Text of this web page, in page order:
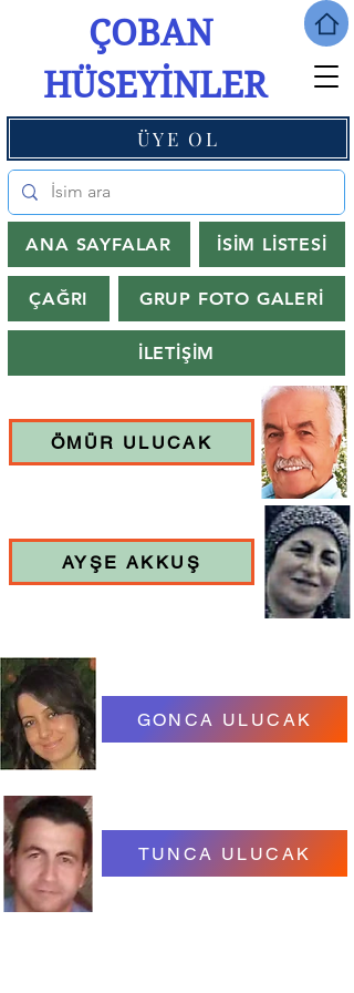
ÇOBAN
HÜSEYİNLER
ANA SAYFALAR İSİM LİSTESİ
ÇAĞRI GRUP FOTO GALERİ
İLETİŞİM
ÜYE OL
ÖMÜR ULUCAK
AYŞE AKKUŞ
GONCA ULUCAK
TUNCA ULUCAK